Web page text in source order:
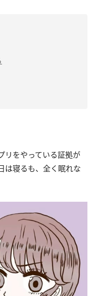
リをやっている証拠が
は寝るも、全く眠れな